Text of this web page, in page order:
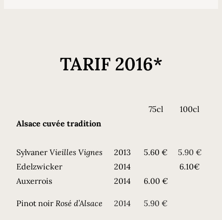
TARIF 2016*
75cl
100cl
Alsace cuvée tradition
Sylvaner Vieilles Vignes 2013 5.60 €
5.90 €
Edelzwicker
2014
6.10€
Auxerrois
2014 6.00 €
Pinot noir Rosé d’Alsace 2014 5.90 €